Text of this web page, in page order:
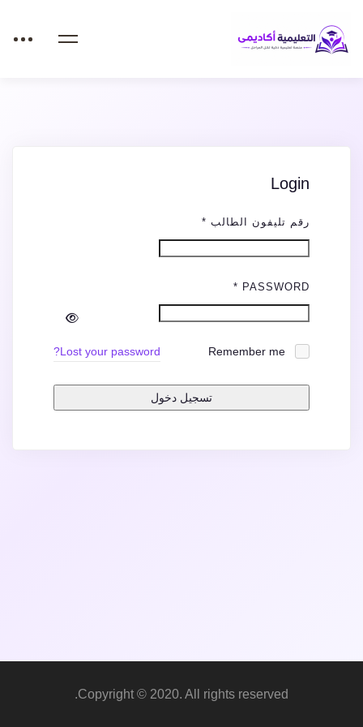
account
Login
رقم تليفون الطالب *
REQUIRED
PASSWORD
*
REQUIRED
Remember me
Lost your password?
تسجيل دخول
Copyright © 2020. All rights reserved.